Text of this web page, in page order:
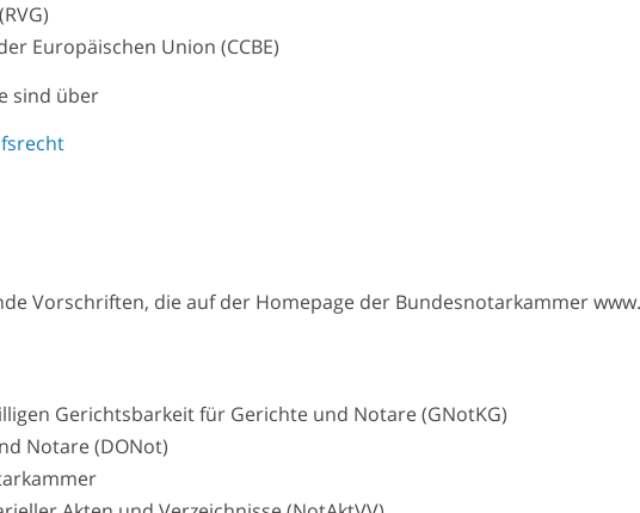
Europäischen Union (CCBE)
sind über
Vorschriften, die auf der Homepage der Bundesnotarkammer
Gerichtsbarkeit für Gerichte und Notare (GNotKG)
Notare (DONot)